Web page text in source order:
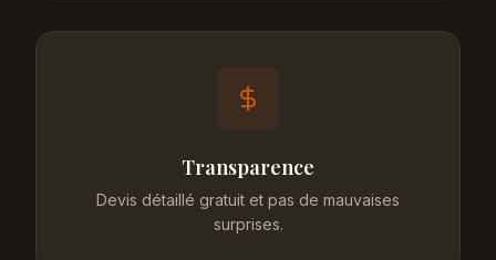
Transparence
Devis détaillé gratuit et pas de mauvaises
surprises.